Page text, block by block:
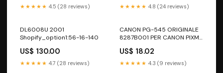
★★★★★ 4.5 (28 reviews) ★★★★★ 4.8 (24 reviews)
DL6008U 2001
Shopify_option1:56-16-140
US$ 130.00
★★★★★ 4.7 (28 reviews)
CANON PG-545 ORIGINALE
8287B001 PER CANON PIXMA
MG 2950 PG545 180 COPIE
8ML Cartucce per stampanti
US$ 18.02
★★★★★ 4.3 (9 reviews)